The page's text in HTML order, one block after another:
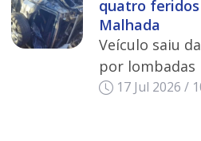
quatro
Malhada
Veículo saiu
por lombadas
17 Jul 2026 /